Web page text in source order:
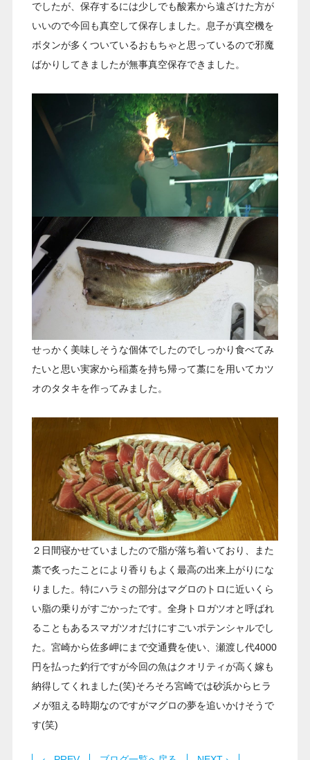
でしたが、保存するには少しでも酸素から遠ざけた方が
いいので今回も真空して保存しました。息子が真空機を
ボタンが多くついているおもちゃと思っているので邪魔
ばかりしてきましたが無事真空保存できました。
せっかく美味しそうな個体でしたのでしっかり食べてみ
たいと思い実家から稲藁を持ち帰って藁にを用いてカツ
オのタタキを作ってみました。
２日間寝かせていましたので脂が落ち着いており、また
藁で炙ったことにより香りもよく最高の出来上がりにな
りました。特にハラミの部分はマグロのトロに近いくら
い脂の乗りがすごかったです。全身トロガツオと呼ばれ
ることもあるスマガツオだけにすごいポテンシャルでし
た。宮崎から佐多岬にまで交通費を使い、瀬渡し代4000
円を払った釣行ですが今回の魚はクオリティが高く嫁も
納得してくれました(笑)そろそろ宮崎では砂浜からヒラ
メが狙える時期なのですがマグロの夢を追いかけそうで
す(笑)